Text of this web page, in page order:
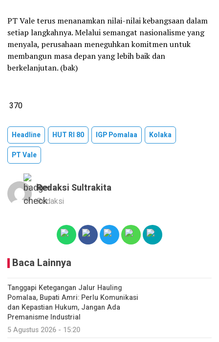
PT Vale terus menanamkan nilai-nilai kebangsaan dalam
setiap langkahnya. Melalui semangat nasionalisme yang
menyala, perusahaan meneguhkan komitmen untuk
membangun masa depan yang lebih baik dan
berkelanjutan. (bak)
370
Headline HUT RI 80 IGP Pomalaa
Kolaka
PT Vale
Redaksi Sultrakita
Redaksi
Baca Lainnya
Tanggapi Ketegangan Jalur Hauling
Pomalaa, Bupati Amri: Perlu Komunikasi
dan Kepastian Hukum, Jangan Ada
Premanisme Industrial
5 Agustus 2026 - 15:20